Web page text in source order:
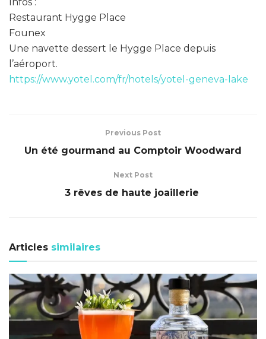
Restaurant Hygge Place
Founex
Une navette dessert le Hygge Place depuis
l’aéroport.
https://www.yotel.com/fr/hotels/yotel-geneva-lake
Previous Post
Un été gourmand au Comptoir Woodward
Next Post
3 rêves de haute joaillerie
Articles similaires